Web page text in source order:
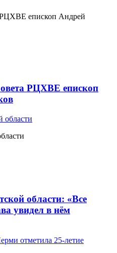
РЦХВЕ епископ Андрей
РЦХВЕ епископ
области: «Все
увидел в нём